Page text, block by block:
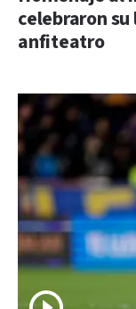
celebraron
anfiteatro